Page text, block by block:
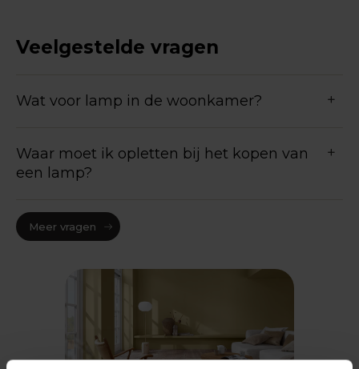
Veelgestelde vragen
Wat voor lamp in de woonkamer?
Waar moet ik opletten bij het kopen van
een lamp?
Meer vragen